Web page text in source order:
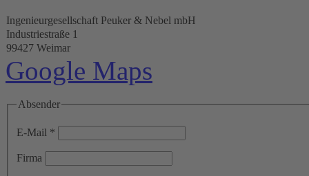
Ingenieurgesellschaft Peuker & Nebel mbH
Industriestraße 1
99427 Weimar
Google Maps
Absender
E-Mail *
Firma